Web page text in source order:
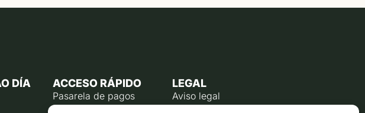
DÍA ACCESO RÁPIDO
Pasarela de pagos
LEGAL
Aviso legal